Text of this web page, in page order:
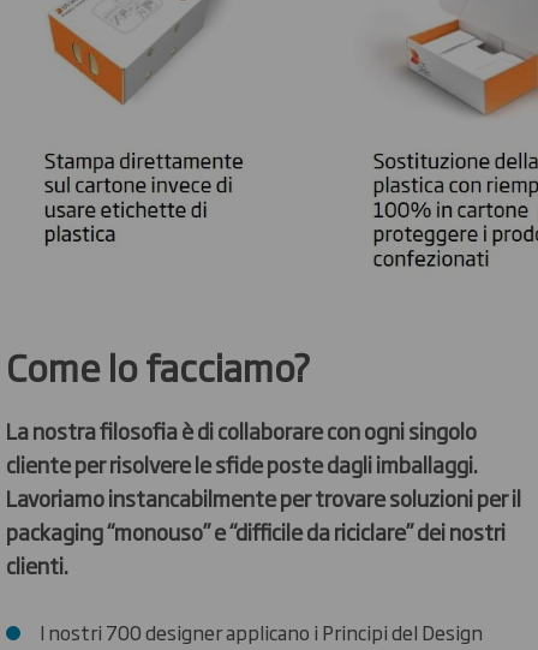
Come lo facciamo?
La nostra filosofia è di collaborare con ogni singolo
cliente per risolvere le sfide poste dagli imballaggi.
Lavoriamo instancabilmente per trovare soluzioni per il
packaging “monouso” e “difficile da riciclare” dei nostri
clienti.
I nostri 700 designer applicano i Principi del Design